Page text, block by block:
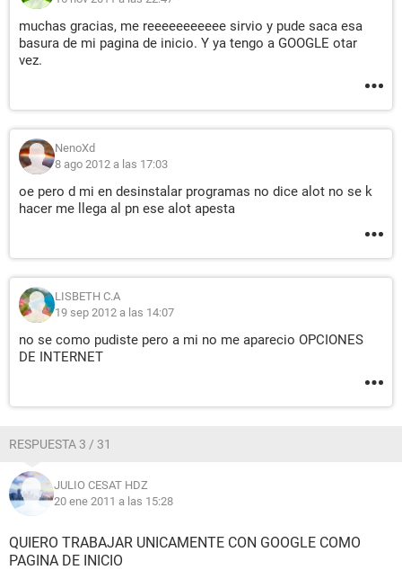
muchas gracias, me reeeeeeeeeee sirvio y pude saca esa
basura de mi pagina de inicio. Y ya tengo a GOOGLE otar
vez.
NenoXd
8 ago 2012 a las 17:03
oe pero d mi en desinstalar programas no dice alot no se k
hacer me llega al pn ese alot apesta
LISBETH C.A
19 sep 2012 a las 14:07
no se como pudiste pero a mi no me aparecio OPCIONES
DE INTERNET
RESPUESTA 3 / 31
JULIO CESAT HDZ
20 ene 2011 a las 15:28
QUIERO TRABAJAR UNICAMENTE CON GOOGLE COMO
PAGINA DE INICIO